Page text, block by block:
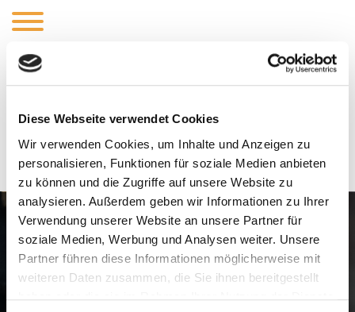
Diese Webseite verwendet Cookies
Wir verwenden Cookies, um Inhalte und Anzeigen zu
personalisieren, Funktionen für soziale Medien anbieten
zu können und die Zugriffe auf unsere Website zu
analysieren. Außerdem geben wir Informationen zu Ihrer
Verwendung unserer Website an unsere Partner für
soziale Medien, Werbung und Analysen weiter. Unsere
Partner führen diese Informationen möglicherweise mit
weiteren Daten zusammen, die Sie ihnen bereitgestellt
Warenkorb
Dein Warenkorb ist gegenwärtig leer.
Zurück zum Shop